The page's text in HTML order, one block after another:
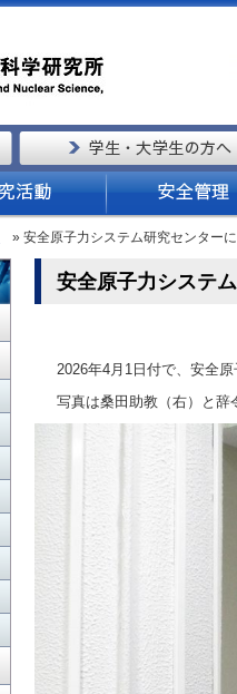
» 安全原子力システム研究センター
安全原子力システ
2026年4月1日付で、安
写真は桑田助教（右）と辞